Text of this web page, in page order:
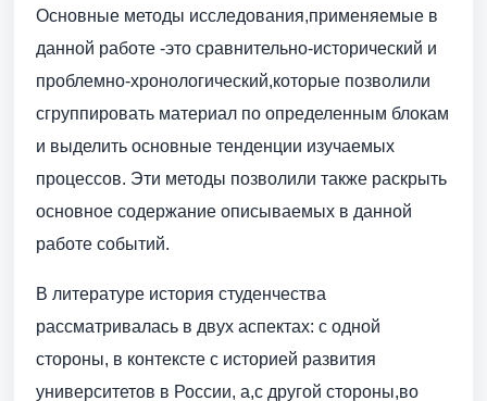
Основные методы исследования,применяемые в
данной работе -это сравнительно-исторический и
проблемно-хронологический,которые позволили
сгруппировать материал по определенным блокам
и выделить основные тенденции изучаемых
процессов. Эти методы позволили также раскрыть
основное содержание описываемых в данной
работе событий.
В литературе история студенчества
рассматривалась в двух аспектах: с одной
стороны, в контексте с историей развития
университетов в России, а,с другой стороны,во